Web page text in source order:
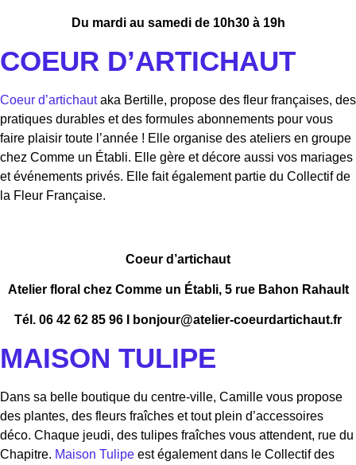
Du mardi au samedi de 10h30 à 19h
COEUR D’ARTICHAUT
Coeur d’artichautaka Bertille, propose des fleur françaises, des
pratiques durables et des formules abonnements pour vous
faire plaisir toute l’année ! Elle organise des ateliers en groupe
chez Comme un Établi. Elle gère et décore aussi vos mariages
et événements privés. Elle fait également partie du Collectif de
la Fleur Française.
Coeur d’artichaut
Atelier floral chez Comme un Établi, 5 rue Bahon Rahault
Tél. 06 42 62 85 96 I bonjour@atelier-coeurdartichaut.fr
MAISON TULIPE
Dans sa belle boutique du centre-ville, Camille vous propose
des plantes, des fleurs fraîches et tout plein d’accessoires
déco. Chaque jeudi, des tulipes fraîches vous attendent, rue du
Chapitre. Maison Tulipe est également dans le Collectif des